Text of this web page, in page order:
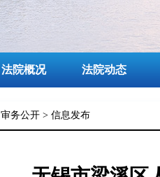
法院概况 法院动态
审务公开 > 信息发布